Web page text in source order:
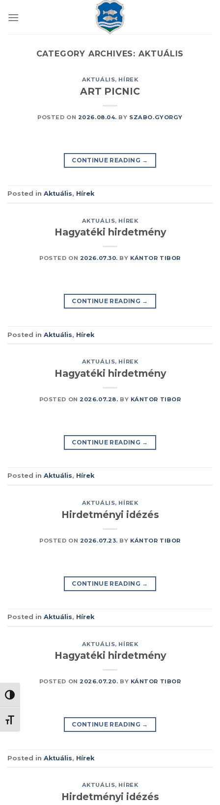
NAGY KONTRASZT VÁLTÁSA
BETŰMÉRET VÁLTÁSA
CATEGORY ARCHIVES: AKTUÁLIS
AKTUÁLIS, HÍREK
ART PICNIC
POSTED ON 2026.08.04. BY SZABO.GYORGY
CONTINUE READING →
Posted in Aktuális, Hírek
AKTUÁLIS, HÍREK
Hagyatéki hirdetmény
POSTED ON 2026.07.30. BY KÁNTOR TIBOR
CONTINUE READING →
Posted in Aktuális, Hírek
AKTUÁLIS, HÍREK
Hagyatéki hirdetmény
POSTED ON 2026.07.28. BY KÁNTOR TIBOR
CONTINUE READING →
Posted in Aktuális, Hírek
AKTUÁLIS, HÍREK
Hirdetményi idézés
POSTED ON 2026.07.23. BY KÁNTOR TIBOR
CONTINUE READING →
Posted in Aktuális, Hírek
AKTUÁLIS, HÍREK
Hagyatéki hirdetmény
POSTED ON 2026.07.20. BY KÁNTOR TIBOR
CONTINUE READING →
Posted in Aktuális, Hírek
AKTUÁLIS, HÍREK
Hirdetményi idézés